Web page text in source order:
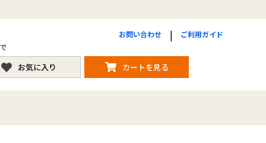
お問い合わせ ご利用ガイド
お気に入り カートを見る